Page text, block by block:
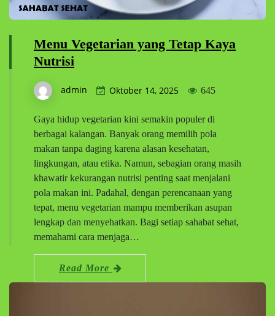
Menu Vegetarian yang Tetap Kaya
Nutrisi
admin Oktober 14, 2025 645
Gaya hidup vegetarian kini semakin populer di
berbagai kalangan. Banyak orang memilih pola
makan tanpa daging karena alasan kesehatan,
lingkungan, atau etika. Namun, sebagian orang masih
khawatir kekurangan nutrisi penting saat menjalani
pola makan ini. Padahal, dengan perencanaan yang
tepat, menu vegetarian mampu memberikan asupan
lengkap dan menyehatkan. Bagi setiap sahabat sehat,
memahami cara menjaga…
Read More